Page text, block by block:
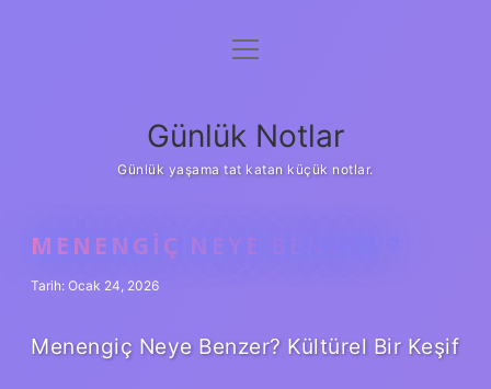
Anasayfa
Yasal Uyarı
menüyü
Günlük Notlar
Günlük yaşama tat katan küçük notlar.
MENENGIÇ NEYE BENZER ?
Tarih: Ocak 24, 2026
Menengiç Neye Benzer? Kültürel Bir Keşif